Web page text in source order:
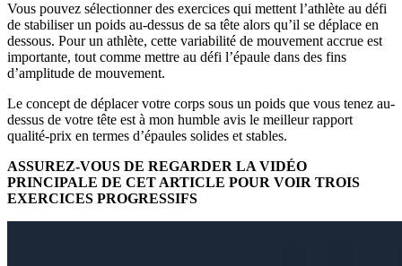
Vous pouvez sélectionner des exercices qui mettent l’athlète au défi
de stabiliser un poids au-dessus de sa tête alors qu’il se déplace en
dessous. Pour un athlète, cette variabilité de mouvement accrue est
importante, tout comme mettre au défi l’épaule dans des fins
d’amplitude de mouvement.
Le concept de déplacer votre corps sous un poids que vous tenez au-
dessus de votre tête est à mon humble avis le meilleur rapport
qualité-prix en termes d’épaules solides et stables.
ASSUREZ-VOUS DE REGARDER LA VIDÉO
PRINCIPALE DE CET ARTICLE POUR VOIR TROIS
EXERCICES PROGRESSIFS